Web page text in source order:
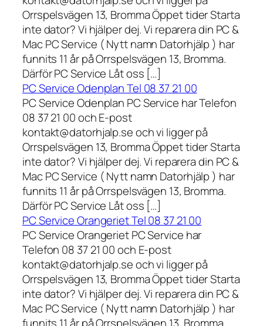
Orrspelsvägen 13, Bromma Öppet tider Starta
inte dator? Vi hjälper dej. Vi reparera din PC &
Mac PC Service ( Nytt namn Datorhjälp ) har
funnits 11 år på Orrspelsvägen 13, Bromma.
Därför PC Service Låt oss […]
PC Service Odenplan Tel 08 37 21 00
PC Service Odenplan PC Service har Telefon
08 37 21 00 och E-post
kontakt@datorhjalp.se och vi ligger på
Orrspelsvägen 13, Bromma Öppet tider Starta
inte dator? Vi hjälper dej. Vi reparera din PC &
Mac PC Service ( Nytt namn Datorhjälp ) har
funnits 11 år på Orrspelsvägen 13, Bromma.
Därför PC Service Låt oss […]
PC Service Orangeriet Tel 08 37 21 00
PC Service Orangeriet PC Service har
Telefon 08 37 21 00 och E-post
kontakt@datorhjalp.se och vi ligger på
Orrspelsvägen 13, Bromma Öppet tider Starta
inte dator? Vi hjälper dej. Vi reparera din PC &
Mac PC Service ( Nytt namn Datorhjälp ) har